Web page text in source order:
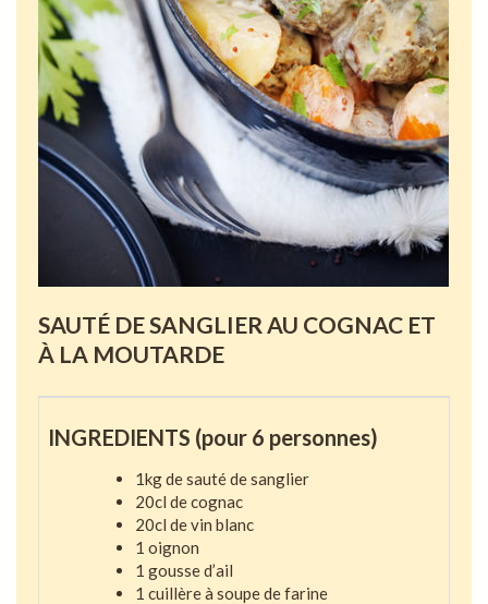
SAUTÉ DE SANGLIER AU COGNAC ET
À LA MOUTARDE
INGREDIENTS (pour 6 personnes)
1kg de sauté de sanglier
20cl de cognac
20cl de vin blanc
1 oignon
1 gousse d’ail
1 cuillère à soupe de farine